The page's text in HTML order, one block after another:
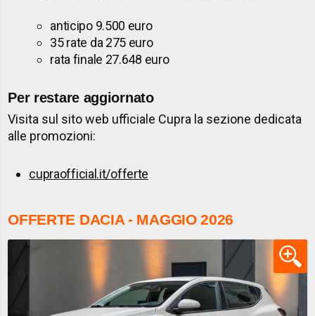
anticipo 9.500 euro
35 rate da 275 euro
rata finale 27.648 euro
Per restare aggiornato
Visita sul sito web ufficiale Cupra la sezione dedicata
alle promozioni:
cupraofficial.it/offerte
OFFERTE DACIA - MAGGIO 2026